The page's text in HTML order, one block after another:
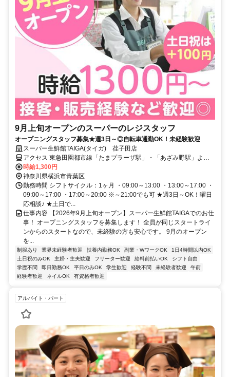
9月上旬オープンのスーパーのレジスタッフ
オープニングスタッフ募集★週3日～◎自転車通勤OK！未経験歓迎
スーパー生鮮館TAIGA(タイガ) 荏子田店
アクセス 東急田園都市線「たまプラーザ駅」・「あざみ野駅」より
東急バス「荏子田二丁目」バス停下車、徒歩約4分 / 小田急小田原線
「新百合ヶ丘駅」より小田急バス「あざみ野ガーデンズ」バス停下車
徒歩10分
時給1,300円
神奈川県横浜市青葉区
勤務時間 シフトサイクル：1ヶ月 ・09:00～13:00 ・13:00～17:00 ・
09:00～17:00 ・17:00～20:00 ※～21:00でも可 ★週3日～OK！曜日
応相談♪ ★土日で...
仕事内容 【2026年9月上旬オープン】スーパー生鮮館TAIGAでのお仕
事！ オープニングスタッフを募集します！ 全員が同じスタートライ
ンからのスタートなので、未経験の方も安心です。 9月のオープン
を...
制服あり 業界未経験者歓迎 扶養内勤務OK 副業・WワークOK
1日4時間以内OK
土日祝のみOK
主婦・主夫歓迎 フリーター歓迎 給料前払いOK
シフト自由
学歴不問
即日勤務OK 平日のみOK 学生歓迎 経験不問 未経験者歓迎
午前
経験者歓迎
ネイルOK 有資格者歓迎
アルバイト・パート